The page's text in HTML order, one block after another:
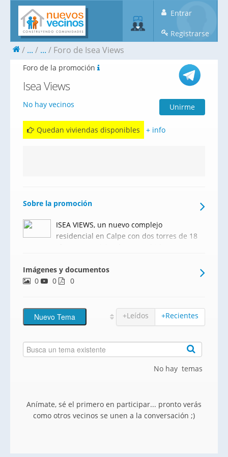
Entrar
Registrarse
... ... Foro de Isea Views
Foro de la promoción
Isea Views
No hay vecinos Unirme
Quedan viviendas disponibles + info
Sobre la promoción
ISEA VIEWS, un nuevo complejo
residencial en Calpe con dos torres de 18
alturas con viviendas concebidas para
vistas al mar y a las salinas de
Calpe.Viviendas de 1, 2 y 3 dormitorios,
Imágenes y documentos
0
0 0
+Leídos +Recientes
No hay temas
Anímate, sé el primero en participar... pronto verás
como otros vecinos se unen a la conversación ;)